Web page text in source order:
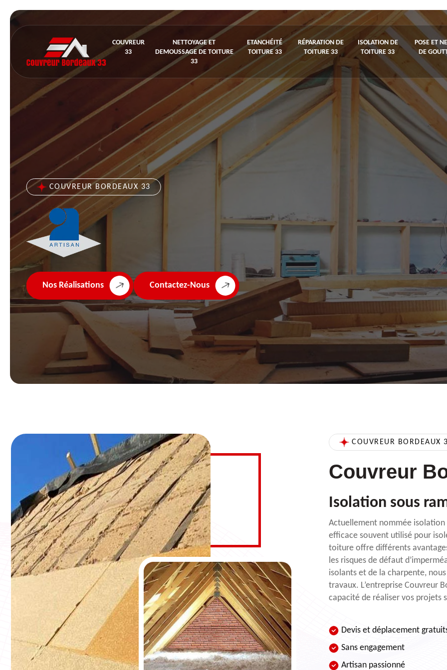
COUVREUR
33
NETTOYAGE ET
DEMOUSSAGE DE TOITURE
33
ETANCHÉITÉ
TOITURE 33
RÉPARATION DE
TOITURE 33
ISOLATION DE
TOITURE 33
POSE ET
DE
COUVREUR BORDEAUX 33
Nos Réalisations Contactez-Nous
COUVREUR BORDEAUX
Couvreur
Isolation sous
Actuellement nommée isolation
efficace souvent utilisé pour
toiture offre différents
les risques de défaut
isolants et de la charpente,
travaux. L’entreprise Couvreur
capacité de réaliser vos projets
Devis et déplacement
Sans engagement
Artisan passionné